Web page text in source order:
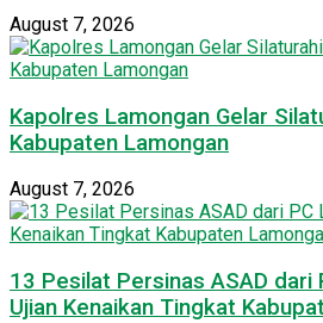
August 7, 2026
Kapolres Lamongan Gelar
Kabupaten Lamongan
August 7, 2026
13 Pesilat Persinas ASAD dari
Ujian Kenaikan Tingkat